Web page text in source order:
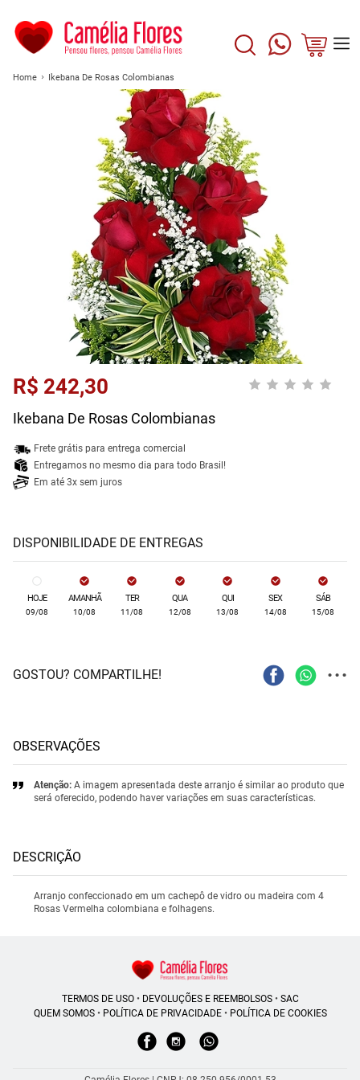
Home Ikebana De Rosas Colombianas
R$ 242,30
Ikebana De Rosas Colombianas
Frete grátis para entrega comercial
Entregamos no mesmo dia para todo Brasil!
Em até 3x sem juros
DISPONIBILIDADE DE ENTREGAS
HOJE
09/08
AMANHÃ
10/08
TER
11/08
QUA
12/08
QUI
13/08
SEX
14/08
SÁB
15/08
GOSTOU? COMPARTILHE! ...
OBSERVAÇÕES
Atenção: A imagem apresentada deste arranjo é similar ao produto que
será oferecido, podendo haver variações em suas características.
DESCRIÇÃO
Arranjo confeccionado em um cachepô de vidro ou madeira com 4
Rosas Vermelha colombiana e folhagens.
TERMOS DE USO• DEVOLUÇÕES E REEMBOLSOS• SAC
QUEM SOMOS• POLÍTICA DE PRIVACIDADE• POLÍTICA DE COOKIES